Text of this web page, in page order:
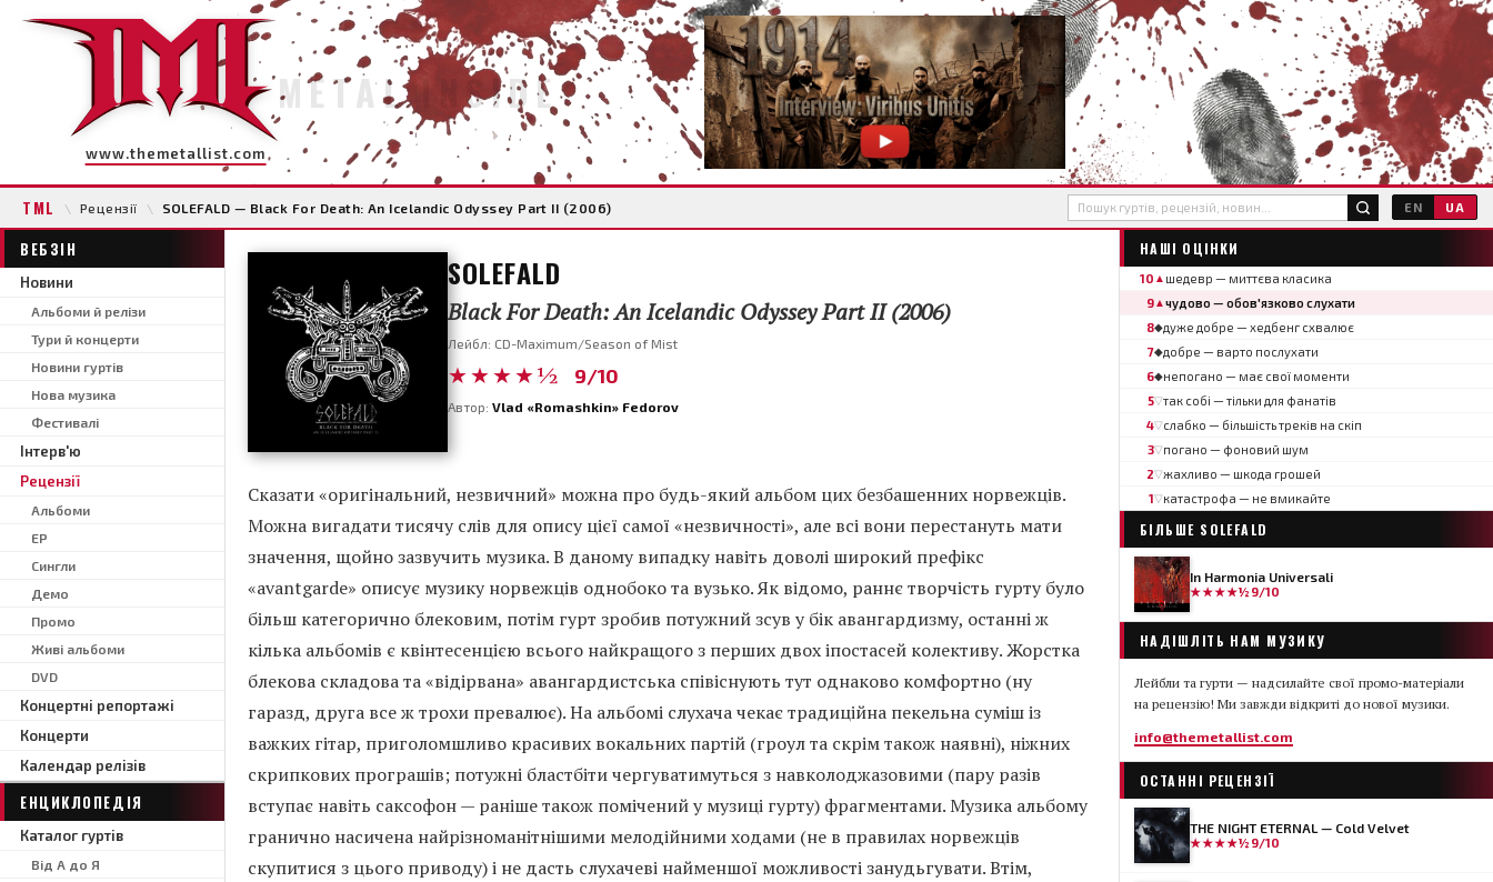
www.themetallist.com
METAL INSIDE
TML \ Рецензії \ SOLEFALD — Black For Death: An Icelandic Odyssey Part II (2006) EN UA
ВЕБЗІН
Новини
Альбоми й релізи
Тури й концерти
Новини гуртів
Нова музика
Фестивалі
Інтерв'ю
Рецензії
Альбоми
EP
Сингли
Демо
Промо
Живі альбоми
DVD
Концертні репортажі
Концерти
Календар релізів
ЕНЦИКЛОПЕДІЯ
Каталог гуртів
Від А до Я
SOLEFALD
Black For Death: An Icelandic Odyssey Part II (2006)
Лейбл: CD-Maximum/Season of Mist
★★★★½ 9/10
Автор: Vlad «Romashkin» Fedorov
Сказати «оригінальний, незвичний» можна про будь-який альбом цих безбашенних норвежців.
Можна вигадати тисячу слів для опису цієї самої «незвичності», але всі вони перестануть мати
значення, щойно зазвучить музика. В даному випадку навіть доволі широкий префікс
«avantgarde» описує музику норвежців однобоко та вузько. Як відомо, раннє творчість гурту було
більш категорично блековим, потім гурт зробив потужний зсув у бік авангардизму, останні ж
кілька альбомів є квінтесенцією всього найкращого з перших двох іпостасей колективу. Жорстка
блекова складова та «відірвана» авангардистська співіснують тут однаково комфортно (ну
гаразд, друга все ж трохи превалює). На альбомі слухача чекає традиційна пекельна суміш із
важких гітар, приголомшливо красивих вокальних партій (гроул та скрім також наявні), ніжних
скрипкових програшів; потужні бластбіти чергуватимуться з навколоджазовими (пару разів
вступає навіть саксофон — раніше також помічений у музиці гурту) фрагментами. Музика альбому
гранично насичена найрізноманітнішими мелодійними ходами (не в правилах норвежців
скупитися з цього приводу) і не дасть слухачеві найменшої можливості занудьгувати. Втім,
НАШІ ОЦІНКИ
10 ▲ шедевр — миттєва класика
9▲чудово — обов'язково слухати
8◆дуже добре — хедбенг схвалює
7◆добре — варто послухати
6◆непогано — має свої моменти
5▽так собі — тільки для фанатів
4▽слабко — більшість треків на скіп
3▽погано — фоновий шум
2▽жахливо — шкода грошей
1▽катастрофа — не вмикайте
БІЛЬШЕ SOLEFALD
In Harmonia Universali
★★★★½ 9/10
НАДІШЛІТЬ НАМ МУЗИКУ
Лейбли та гурти — надсилайте свої промо-матеріали
на рецензію! Ми завжди відкриті до нової музики.
info@themetallist.com
ОСТАННІ РЕЦЕНЗІЇ
THE NIGHT ETERNAL — Cold Velvet
★★★★½ 9/10